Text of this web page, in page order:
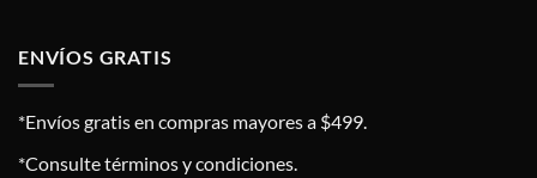
ENVÍOS GRATIS
*Envíos gratis en compras mayores a $499.
*Consulte términos y condiciones.